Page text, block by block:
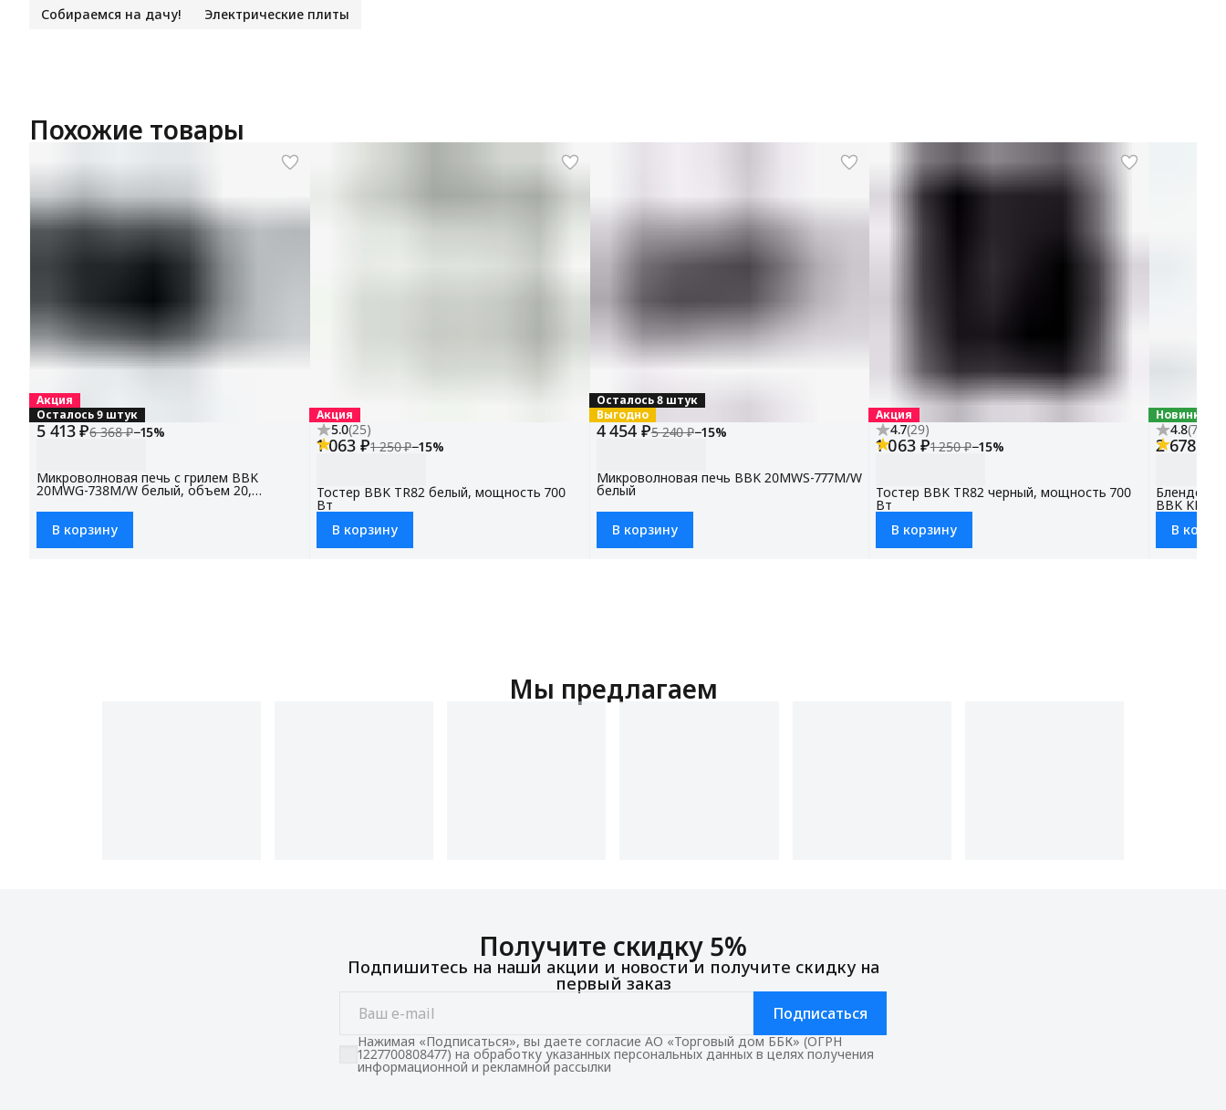
Собираемся на дачу! Электрические плиты
Похожие товары
Акция
Осталось 9 штук
5 413 ₽6 368 ₽−15%
Микроволновая печь с грилем BBK
20MWG-738M/W белый, объем 20,
В корзину
Акция
5.0(25)
1 063 ₽1 250 ₽−15%
Тостер BBK TR82 белый, мощность 700
Вт
В корзину
Осталось 8 штук
Выгодно
4 454 ₽5 240 ₽−15%
Микроволновая печь BBK 20MWS-777M/W
белый
В корзину
Акция
4.7(29)
1 063 ₽1 250 ₽−15%
Тостер BBK TR82 черный, мощность 700
Вт
В корзину
Новинка
4.8(79
2 678 ₽
Блендер
BBK
В
Мы предлагаем
Получите скидку 5%
Подпишитесь на наши акции и новости и получите скидку на
первый заказ
Подписаться
Нажимая «Подписаться», вы даете согласие АО «Торговый дом ББК» (ОГРН
1227700808477) на обработку указанных персональных данных в целях получения
информационной и рекламной рассылки